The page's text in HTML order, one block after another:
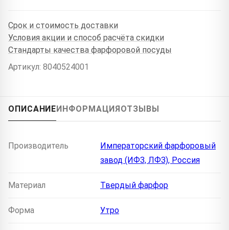
Срок и стоимость доставки
Условия акции и способ расчёта скидки
Стандарты качества фарфоровой посуды
Артикул: 8040524001
ОПИСАНИЕИНФОРМАЦИЯОТЗЫВЫ
Производитель
Императорский фарфоровый
завод (ИФЗ, ЛФЗ), Россия
Материал Твердый фарфор
Форма Утро